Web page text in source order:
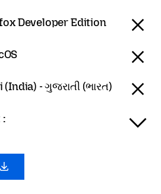
Developer Edition
(India) - ગુજરાતી (ભારત)
: